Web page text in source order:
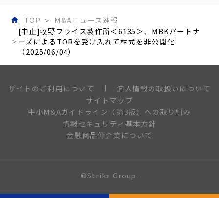
TOP
M&Aニュース速報
[中止]牧野フライス製作所＜6135＞、MBKパートナ
ーズによるTOBを受け入れて株式を非公開化
（2025/06/04）
サイトのご利用について
個人情報の取扱いについて
サイトマップ
中小M&Aガイドライン（第3版）への取り組み
情報セキュリティ基本方針
金融商品仲介業について
©Strike Group.